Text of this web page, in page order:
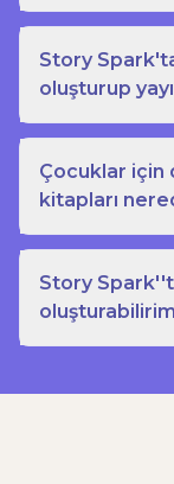
Story
oluşturup
Çocuklar için
kitapları
Story